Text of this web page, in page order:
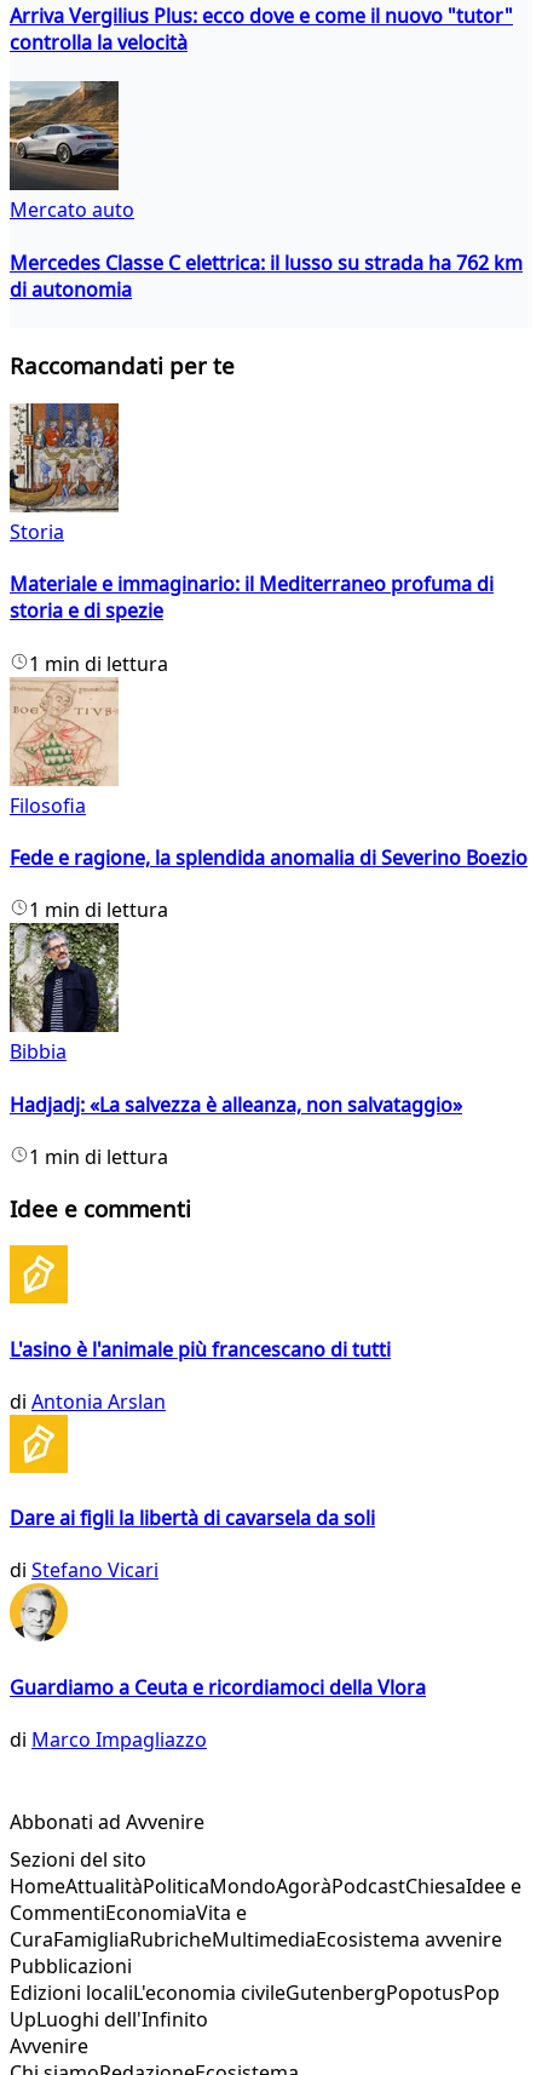
Arriva Vergilius Plus: ecco dove e come il nuovo "tutor"
controlla la velocità
Mercato auto
Mercedes Classe C elettrica: il lusso su strada ha 762 km
di autonomia
Raccomandati per te
Storia
Materiale e immaginario: il Mediterraneo profuma di
storia e di spezie
1 min di lettura
Filosofia
Fede e ragione, la splendida anomalia di Severino Boezio
1 min di lettura
Bibbia
Hadjadj: «La salvezza è alleanza, non salvataggio»
1 min di lettura
Idee e commenti
L'asino è l'animale più francescano di tutti
di Antonia Arslan
Dare ai figli la libertà di cavarsela da soli
di Stefano Vicari
Guardiamo a Ceuta e ricordiamoci della Vlora
di Marco Impagliazzo
Abbonati ad Avvenire
Sezioni del sito
HomeAttualitàPoliticaMondoAgoràPodcastChiesaIdee e
CommentiEconomiaVita e
CuraFamigliaRubricheMultimediaEcosistema avvenire
Pubblicazioni
Edizioni localiL'economia civileGutenbergPopotusPop
UpLuoghi dell'Infinito
Avvenire